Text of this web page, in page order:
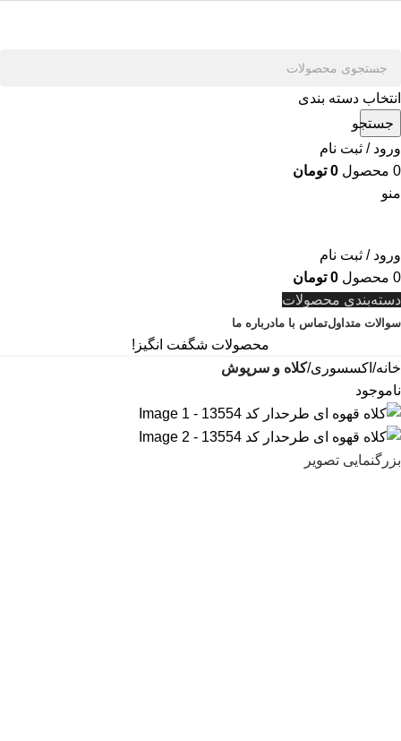
انتخاب دسته بندی
جستجو
ورود / ثبت نام
0 محصول 0 تومان
منو
ورود / ثبت نام
0 محصول 0 تومان
دسته‌بندی محصولات
سوالات متداولتماس با مادرباره ما
محصولات شگفت انگیز!
خانه اکسسوری کلاه و سرپوش
ناموجود
بزرگنمایی تصویر